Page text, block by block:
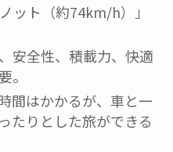
ット（約74km/h）」
安全性、積載力、快適
。
間はかかるが、車と一
たりとした旅ができる